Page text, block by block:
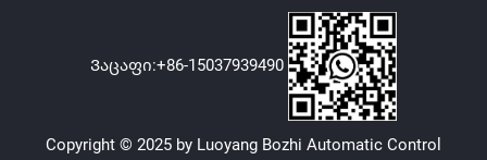
Ვაცაფი:+86-15037939490
Copyright © 2025 by Luoyang Bozhi Automatic Control